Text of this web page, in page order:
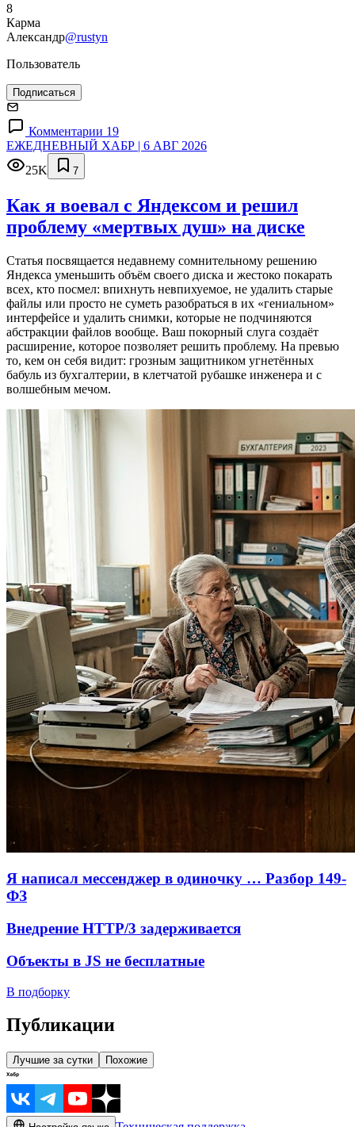
8
Карма
Александр@rustyn
Пользователь
Подписаться
Комментарии 19
ЕЖЕДНЕВНЫЙ ХАБР | 6 АВГ 2026
25K
7
Как я воевал с Яндексом и решил
проблему «мертвых душ» на диске
Статья посвящается недавнему сомнительному решению
Яндекса уменьшить объём своего диска и жестоко покарать
всех, кто посмел: впихнуть невпихуемое, не удалить старые
файлы или просто не суметь разобраться в их «гениальном»
интерфейсе и удалить снимки, которые не подчиняются
абстракции файлов вообще. Ваш покорный слуга создаёт
расширение, которое позволяет решить проблему. На превью
то, кем он себя видит: грозным защитником угнетённых
бабуль из бухгалтерии, в клетчатой рубашке инженера и с
волшебным мечом.
Я написал мессенджер в одиночку … Разбор 149-
ФЗ
Внедрение HTTP/3 задерживается
Объекты в JS не бесплатные
В подборку
Публикации
Лучшие за сутки Похожие